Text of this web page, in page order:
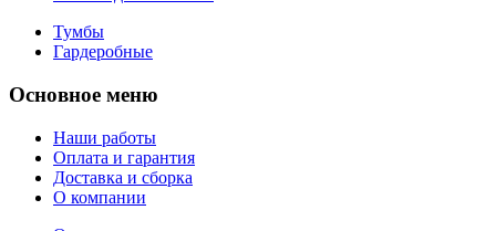
Тумбы
Гардеробные
Основное меню
Наши работы
Оплата и гарантия
Доставка и сборка
О компании